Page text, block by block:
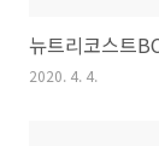
뉴트리코스트
2020. 4. 4.